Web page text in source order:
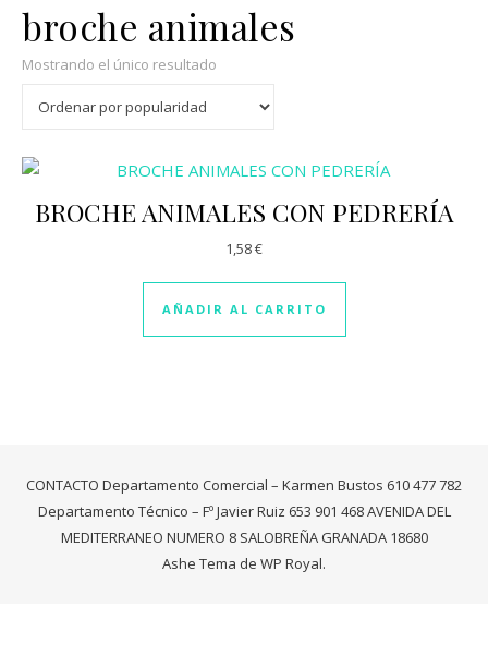
broche animales
Mostrando el único resultado
BROCHE ANIMALES CON PEDRERÍA
1,58€
AÑADIR AL CARRITO
CONTACTO Departamento Comercial – Karmen Bustos 610 477 782
Departamento Técnico – Fº Javier Ruiz 653 901 468 AVENIDA DEL
MEDITERRANEO NUMERO 8 SALOBREÑA GRANADA 18680
Ashe Tema de WP Royal.